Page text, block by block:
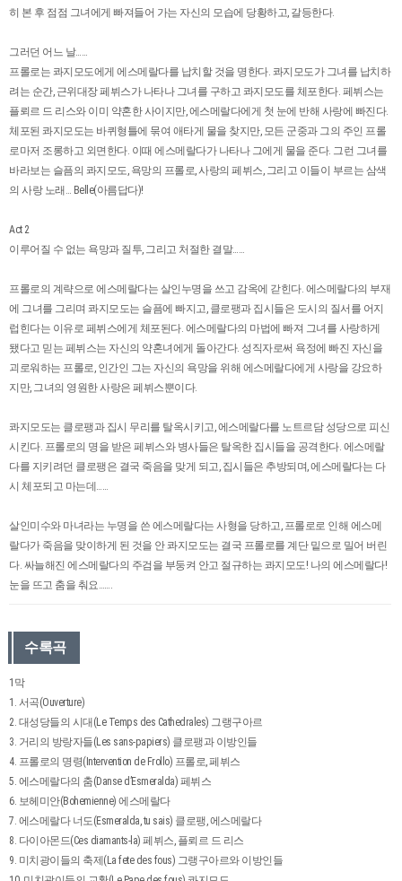
히 본 후 점점 그녀에게 빠져들어 가는 자신의 모습에 당황하고, 갈등한다.
그러던 어느 날……
프롤로는 콰지모도에게 에스메랄다를 납치할 것을 명한다. 콰지모도가 그녀를 납치하
려는 순간, 근위대장 페뷔스가 나타나 그녀를 구하고 콰지모도를 체포한다. 페뷔스는
플뢰르 드 리스와 이미 약혼한 사이지만, 에스메랄다에게 첫 눈에 반해 사랑에 빠진다.
체포된 콰지모도는 바퀴형틀에 묶여 애타게 물을 찾지만, 모든 군중과 그의 주인 프롤
로마저 조롱하고 외면한다. 이때 에스메랄다가 나타나 그에게 물을 준다. 그런 그녀를
바라보는 슬픔의 콰지모도, 욕망의 프롤로, 사랑의 페뷔스, 그리고 이들이 부르는 삼색
의 사랑 노래… Belle(아름답다)!
Act 2
이루어질 수 없는 욕망과 질투, 그리고 처절한 결말……
프롤로의 계략으로 에스메랄다는 살인누명을 쓰고 감옥에 갇힌다. 에스메랄다의 부재
에 그녀를 그리며 콰지모도는 슬픔에 빠지고, 클로팽과 집시들은 도시의 질서를 어지
럽힌다는 이유로 페뷔스에게 체포된다. 에스메랄다의 마법에 빠져 그녀를 사랑하게
됐다고 믿는 페뷔스는 자신의 약혼녀에게 돌아간다. 성직자로써 욕정에 빠진 자신을
괴로워하는 프롤로, 인간인 그는 자신의 욕망을 위해 에스메랄다에게 사랑을 강요하
지만, 그녀의 영원한 사랑은 페뷔스뿐이다.
콰지모도는 클로팽과 집시 무리를 탈옥시키고, 에스메랄다를 노트르담 성당으로 피신
시킨다. 프롤로의 명을 받은 페뷔스와 병사들은 탈옥한 집시들을 공격한다. 에스메랄
다를 지키려던 클로팽은 결국 죽음을 맞게 되고, 집시들은 추방되며, 에스메랄다는 다
시 체포되고 마는데……
살인미수와 마녀라는 누명을 쓴 에스메랄다는 사형을 당하고, 프롤로로 인해 에스메
랄다가 죽음을 맞이하게 된 것을 안 콰지모도는 결국 프롤로를 계단 밑으로 밀어 버린
다. 싸늘해진 에스메랄다의 주검을 부둥켜 안고 절규하는 콰지모도! 나의 에스메랄다!
눈을 뜨고 춤을 춰요…….
수록곡
1막
1. 서곡(Ouverture)
2. 대성당들의 시대(Le Temps des Cathedrales) 그랭구아르
3. 거리의 방랑자들(Les sans-papiers) 클로팽과 이방인들
4. 프롤로의 명령(Intervention de Frollo) 프롤로, 페뷔스
5. 에스메랄다의 춤(Danse d’Esmeralda) 페뷔스
6. 보헤미안(Bohemienne) 에스메랄다
7. 에스메랄다 너도(Esmeralda, tu sais) 클로팽, 에스메랄다
8. 다이아몬드(Ces diamants-la) 페뷔스, 플뢰르 드 리스
9. 미치광이들의 축제(La fete des fous) 그랭구아르와 이방인들